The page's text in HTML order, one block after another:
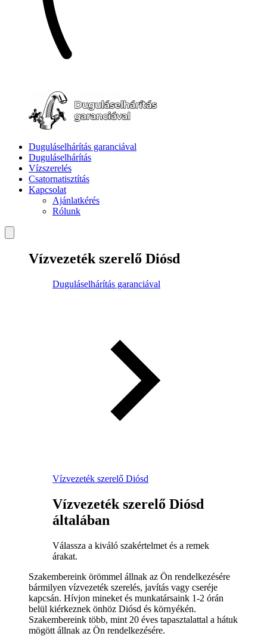
Duguláselhárítás garanciával
Duguláselhárítás
Vízszerelés
Csatornatisztítás
Kapcsolat
Ajánlatkérés
Rólunk
Vízvezeték szerelő Diósd
Duguláselhárítás garanciával
Vízvezeték szerelő Diósd
Vízvezeték szerelő Diósd
általában
Válassza a kiváló szakértelmet és a remek
árakat.
Szakembereink örömmel állnak az Ön rendelkezésére
bármilyen vízvezeték szerelés, javítás vagy cseréje
kapcsán. Hívjon mineket és munkatársaink 1-2 órán
belül kiérkeznek önhöz Diósd és környékén.
Szakembereink több, mint 20 éves tapasztalattal a hátuk
mögött állnak az Ön rendelkezésére.